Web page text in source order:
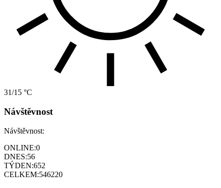
31/15 °C
Návštěvnost
Návštěvnost:
ONLINE:0
DNES:56
TÝDEN:652
CELKEM:546220